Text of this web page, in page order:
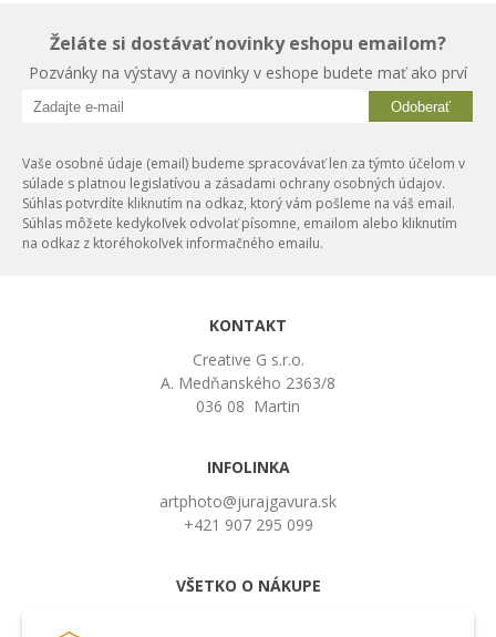
Želáte si dostávať novinky eshopu emailom?
Pozvánky na výstavy a novinky v eshope budete mať ako prví
Odoberať
Vaše osobné údaje (email) budeme spracovávať len za týmto účelom v
súlade s platnou legislatívou a zásadami ochrany osobných údajov.
Súhlas potvrdíte kliknutím na odkaz, ktorý vám pošleme na váš email.
Súhlas môžete kedykoľvek odvolať písomne, emailom alebo kliknutím
na odkaz z ktoréhokoľvek informačného emailu.
KONTAKT
Creative G s.r.o.
A. Medňanského 2363/8
036 08 Martin
INFOLINKA
artphoto@jurajgavura.sk
+421 907 295 099
VŠETKO O NÁKUPE